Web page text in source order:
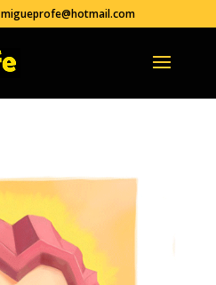
migueprofe@hotmail.com